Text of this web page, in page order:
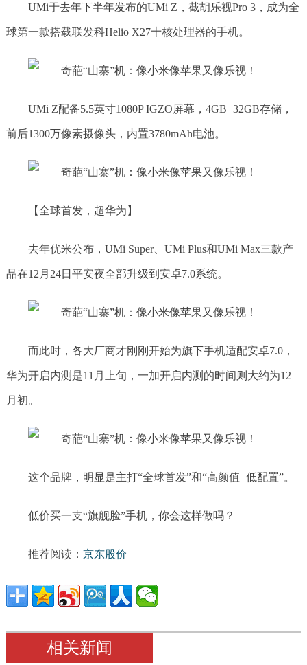
UMi于去年下半年发布的UMi Z，截胡乐视Pro 3，成为全
球第一款搭载联发科Helio X27十核处理器的手机。
UMi Z配备5.5英寸1080P IGZO屏幕，4GB+32GB存储，
前后1300万像素摄像头，内置3780mAh电池。
【全球首发，超华为】
去年优米公布，UMi Super、UMi Plus和UMi Max三款产
品在12月24日平安夜全部升级到安卓7.0系统。
而此时，各大厂商才刚刚开始为旗下手机适配安卓7.0，
华为开启内测是11月上旬，一加开启内测的时间则大约为12
月初。
这个品牌，明显是主打“全球首发”和“高颜值+低配置”。
低价买一支“旗舰脸”手机，你会这样做吗？
推荐阅读： 京东股价
相关新闻